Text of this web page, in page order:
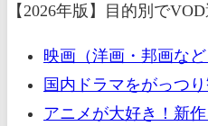
【2026年版】目的別で
映画（洋画・邦画な
国内ドラマをがっつ
アニメが大好き！新